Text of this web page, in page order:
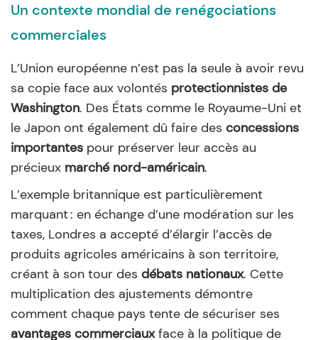
Un contexte mondial de renégociations
commerciales
L’Union européenne n’est pas la seule à avoir revu
sa copie face aux volontés protectionnistes de
Washington. Des États comme le Royaume-Uni et
le Japon ont également dû faire des concessions
importantes pour préserver leur accès au
précieux marché nord-américain.
L’exemple britannique est particulièrement
marquant : en échange d’une modération sur les
taxes, Londres a accepté d’élargir l’accès de
produits agricoles américains à son territoire,
créant à son tour des débats nationaux. Cette
multiplication des ajustements démontre
comment chaque pays tente de sécuriser ses
avantages commerciauxface à la politique de